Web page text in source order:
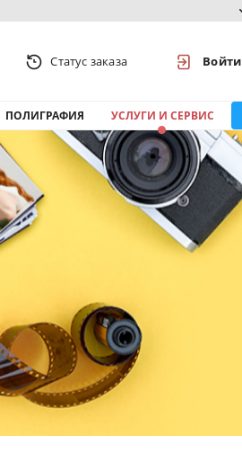
Статус заказа Войти
ПОЛИГРАФИЯ УСЛУГИ И СЕРВИС